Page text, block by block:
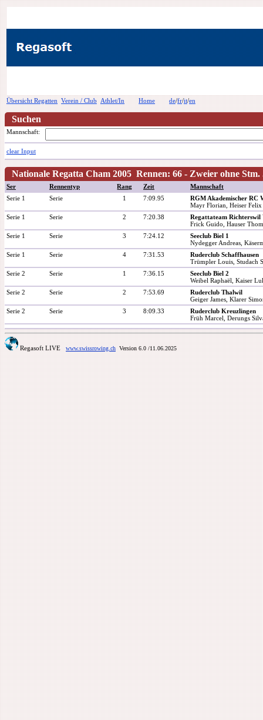
Übersicht Regatten Verein / Club Athlet/In Home de/fr/it/en
Suchen
Mannschaft:
clear Input
Nationale Regatta Cham 2005 Rennen: 66 - Zweier ohne
Ser Rennentyp Rang Zeit
Mannschaft
Serie 1
Serie 1 7:09.95
RGM Akademischer RC
Mayr Florian, Heiser Felix
Serie 1
Serie 2 7:20.38
Regattateam Richterswil
Frick Guido, Hauser
Serie 1
Serie 3 7:24.12
Seeclub Biel 1
Nydegger Andreas,
Serie 1
Serie 4 7:31.53
Ruderclub Schaffhausen
Trümpler Louis, Studach
Serie 2
Serie 1 7:36.15
Seeclub Biel 2
Weibel Raphaël, Kaiser
Serie 2
Serie 2 7:53.69
Ruderclub Thalwil
Geiger James, Klarer
Serie 2
Serie 3 8:09.33
Ruderclub Kreuzlingen
Früh Marcel, Derungs
Regasoft LIVE www.swissrowing.chVersion 6.0/11.06.2025